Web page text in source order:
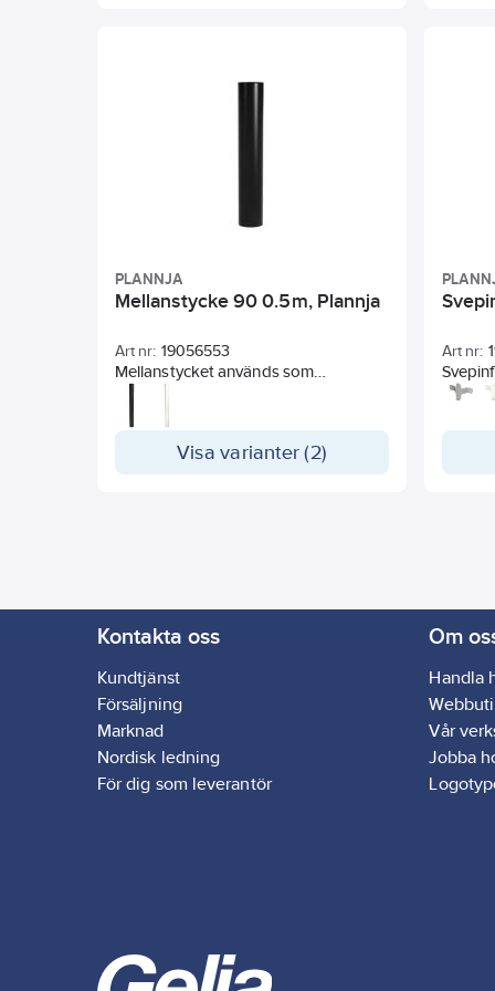
PLANNJA
Mellanstycke 90 0.5m, Plannja
Art nr: 19056553
Mellanstycket används som
förlängning av stupröret, och används
stål i 10st olika kulörer (Hard Coat
Glossy TAV). L= 0.5 m, Ø90mm.
Visa varianter (2)
Art nr:
Kontakta oss
Kundtjänst
Försäljning
Marknad
Nordisk ledning
För dig som leverantör
Om
Handla
Vår
Jobba